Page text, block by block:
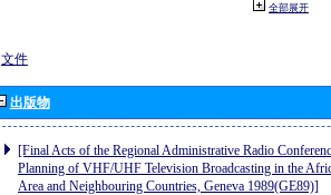
全部展开
文件
出版物
[Final Acts of the Regional Administrative Radio
Planning of VHF/UHF Television Broadcasting in the
Area and Neighbouring Countries, Geneva 1989(GE89)]